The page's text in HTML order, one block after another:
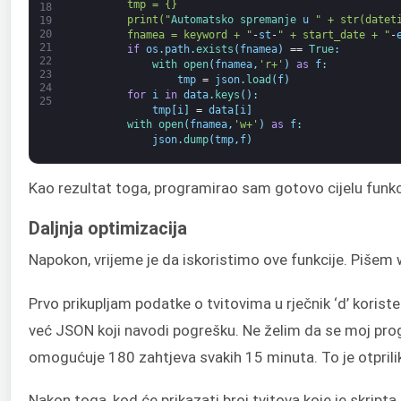
18
19
20
21
22
23
24
25
tmp = {}
print("Automatsko spremanje u
" +
fnamea = keyword + " -st - " + start_date + " -
if os . path.exists ( fnamea) == True:
with open( fnamea, 'r+' ) as f:
tmp = json. load ( f)
for
i in data. keys ( ) :
tmp[i ] = data[i ]
with open( fnamea, 'w+' ) as f:
json.dump(tmp, f)
Kao rezultat toga, programirao sam gotovo cijelu
Daljnja optimizacija
Napokon, vrijeme je da iskoristimo ove funkcije. Pišem
Prvo prikupljam podatke o tvitovima u rječnik ‘d’
već JSON koji navodi pogrešku. Ne želim da se moj
omogućuje 180 zahtjeva svakih 15 minuta. To je